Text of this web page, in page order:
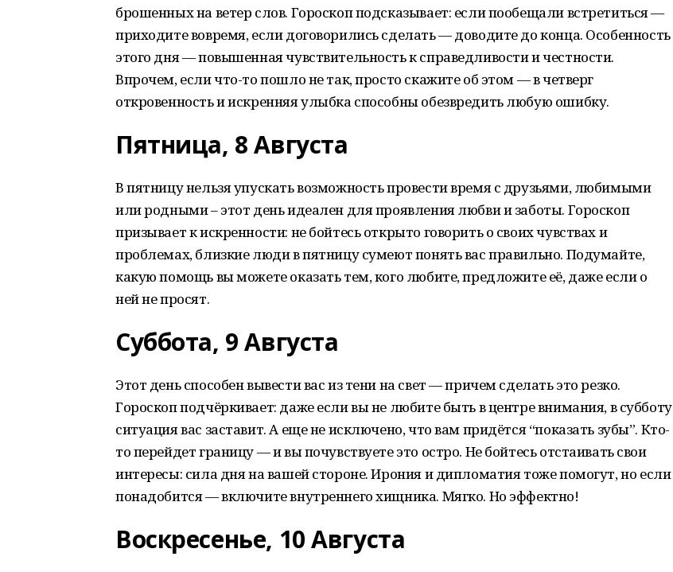
брошенных на ветер слов. Гороскоп подсказывает: если пообещали встретиться —
приходите вовремя, если договорились сделать — доводите до конца. Особенность
этого дня — повышенная чувствительность к справедливости и честности.
Впрочем, если что-то пошло не так, просто скажите об этом — в четверг
откровенность и искренняя улыбка способны обезвредить любую ошибку.
Пятница, 8 Августа
В пятницу нельзя упускать возможность провести время с друзьями, любимыми
или родными – этот день идеален для проявления любви и заботы. Гороскоп
призывает к искренности: не бойтесь открыто говорить о своих чувствах и
проблемах, близкие люди в пятницу сумеют понять вас правильно. Подумайте,
какую помощь вы можете оказать тем, кого любите, предложите её, даже если о
ней не просят.
Суббота, 9 Августа
Этот день способен вывести вас из тени на свет — причем сделать это резко.
Гороскоп подчёркивает: даже если вы не любите быть в центре внимания, в субботу
ситуация вас заставит. А еще не исключено, что вам придётся “показать зубы”. Кто-
то перейдет границу — и вы почувствуете это остро. Не бойтесь отстаивать свои
интересы: сила дня на вашей стороне. Ирония и дипломатия тоже помогут, но если
понадобится — включите внутреннего хищника. Мягко. Но эффектно!
Воскресенье, 10 Августа